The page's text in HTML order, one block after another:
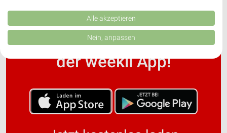
Noch mehr Angebote in
der weekli App!
Kombinationen von Daten aus verschiedenen Quellen. Entwicklung und
Verbesserung der Angebote. Verwendung reduzierter Daten zur Auswahl
von Inhalten.
Daten können außerhalb der Europäischen Union weitergegeben und in die
USA gesendet werden.
Website/App.
Wir nutzen Ihre Daten für folgende Zwecke:
IAB-Verarbeitungszwecke:
Speichern von oder Zugriff auf Informationen
Alle akzeptieren
Nein, anpassen